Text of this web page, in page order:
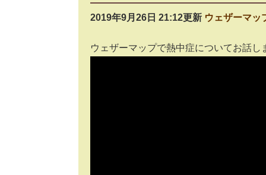
2019年9月26日 21:12更新 ウェザーマッ
ウェザーマップで熱中症についてお話し